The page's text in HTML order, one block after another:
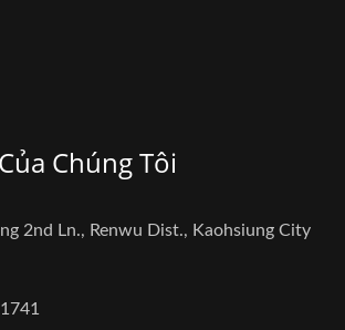
Chúng Tôi
2nd Ln., Renwu Dist., Kaohsiung City